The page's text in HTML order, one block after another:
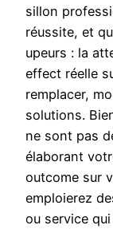
sillon
réussite, et
upeurs : la
effect réelle
remplacer,
solutions.
ne sont pas
élaborant
outcome sur
emploierez
ou service qui